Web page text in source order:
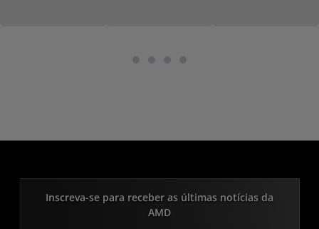
Inscreva-se para receber as últimas notícias da
AMD